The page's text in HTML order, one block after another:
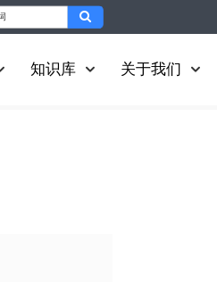
知识库 关于我们